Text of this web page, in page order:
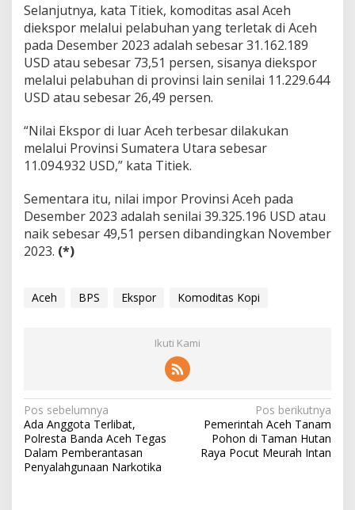
Selanjutnya, kata Titiek, komoditas asal Aceh
diekspor melalui pelabuhan yang terletak di Aceh
pada Desember 2023 adalah sebesar 31.162.189
USD atau sebesar 73,51 persen, sisanya diekspor
melalui pelabuhan di provinsi lain senilai 11.229.644
USD atau sebesar 26,49 persen.
“Nilai Ekspor di luar Aceh terbesar dilakukan
melalui Provinsi Sumatera Utara sebesar
11.094.932 USD,” kata Titiek.
Sementara itu, nilai impor Provinsi Aceh pada
Desember 2023 adalah senilai 39.325.196 USD atau
naik sebesar 49,51 persen dibandingkan November
2023. (*)
Aceh BPS Ekspor Komoditas Kopi
Ikuti Kami
N
a
v
i
Pos sebelumnya
Ada Anggota Terlibat,
Polresta Banda Aceh Tegas
Dalam Pemberantasan
Penyalahgunaan Narkotika
Pos berikutnya
Pemerintah Aceh Tanam
Pohon di Taman Hutan
Raya Pocut Meurah Intan